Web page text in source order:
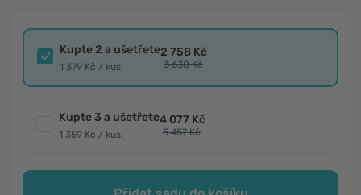
Kupte 2 a ušetřete
1 379 Kč / kus
2 758 Kč
3 638 Kč
Kupte 3 a ušetřete
1 359 Kč / kus
4 077 Kč
5 457 Kč